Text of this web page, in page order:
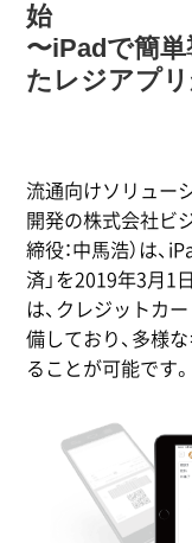
始
〜iPadで簡
たレジアプ
流通向けソリュー
開発の株式会社ビ
締役：中馬浩）は、
済」を2019年3月1
は、クレジットカ
備しており、多様
ることが可能です。